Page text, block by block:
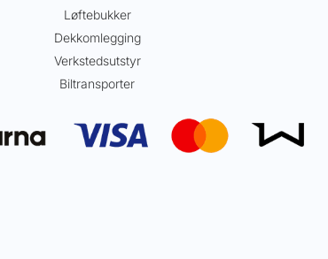
Løftebukker
Dekkomlegging
Verkstedsutstyr
Biltransporter